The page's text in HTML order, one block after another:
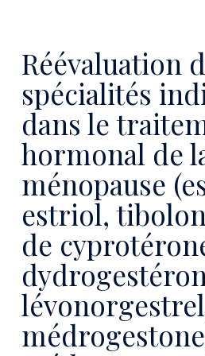
Réévaluation
spécialités
dans le
hormonal de
ménopause
estriol,
de